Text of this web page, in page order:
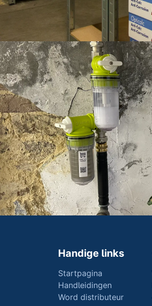
Handige links
Startpagina
Handleidingen
Word distributeur